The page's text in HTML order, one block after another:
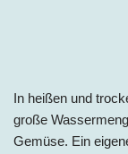
In heißen und
große
Gemüse. Ein